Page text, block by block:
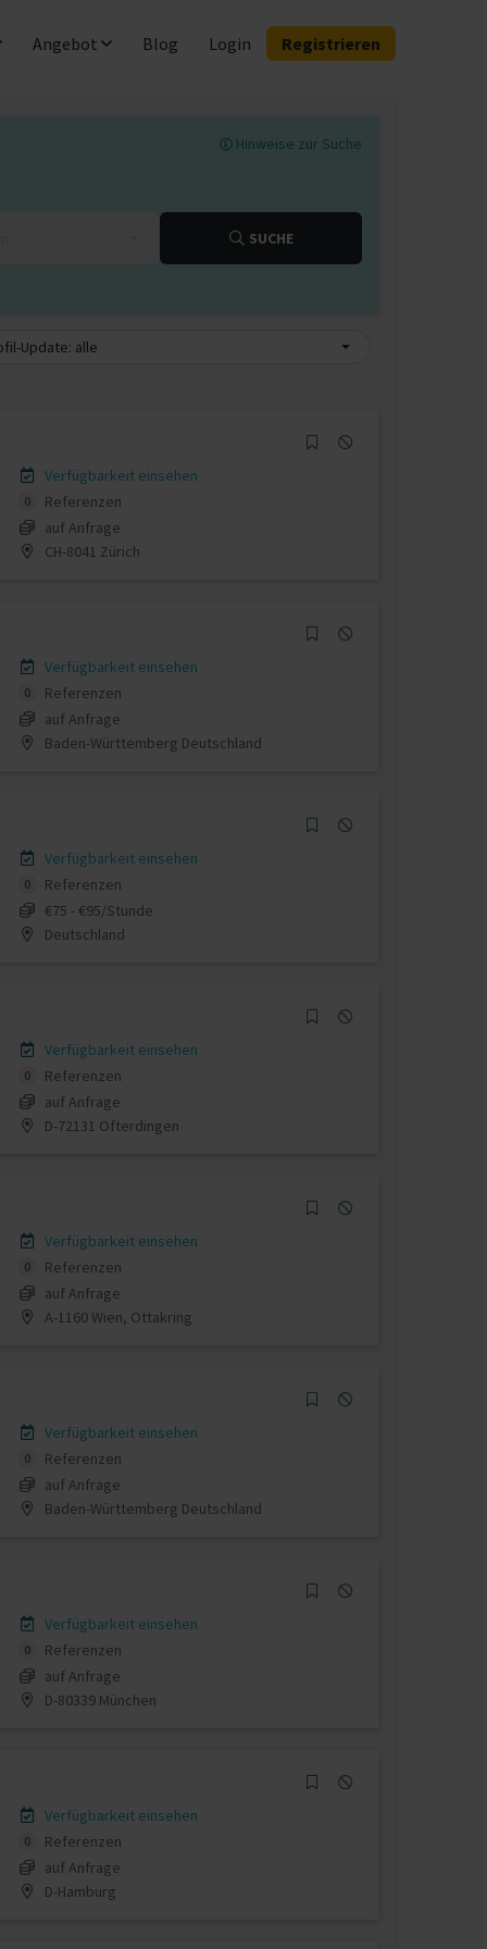
Angebot Blog Login Registrieren
Hinweise zur Suche
SUCHE
Update: alle
Verfügbarkeit einsehen
0
Referenzen
auf Anfrage
CH-8041 Zürich
Verfügbarkeit einsehen
0
Referenzen
auf Anfrage
Baden-Württemberg Deutschland
Verfügbarkeit einsehen
0
Referenzen
€75 - €95/Stunde
Deutschland
Verfügbarkeit einsehen
0
Referenzen
auf Anfrage
D-72131 Ofterdingen
Verfügbarkeit einsehen
0
Referenzen
auf Anfrage
A-1160 Wien, Ottakring
Verfügbarkeit einsehen
0
Referenzen
auf Anfrage
Baden-Württemberg Deutschland
Verfügbarkeit einsehen
0
Referenzen
auf Anfrage
D-80339 München
Verfügbarkeit einsehen
0
Referenzen
auf Anfrage
D-Hamburg